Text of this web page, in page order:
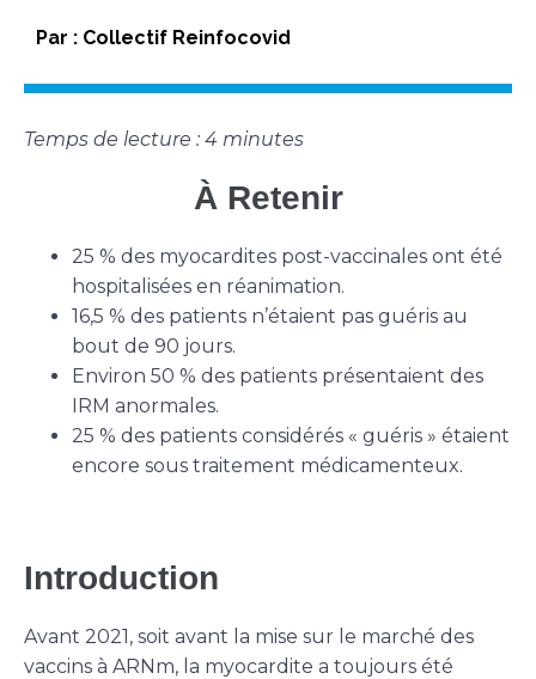
Par : Collectif Reinfocovid
Temps de lecture : 4 minutes
À Retenir
25 % des myocardites post-vaccinales ont été
hospitalisées en réanimation.
16,5 % des patients n’étaient pas guéris au
bout de 90 jours.
Environ 50 % des patients présentaient des
IRM anormales.
25 % des patients considérés « guéris » étaient
encore sous traitement médicamenteux.
Introduction
Avant 2021, soit avant la mise sur le marché des
vaccins à ARNm, la myocardite a toujours été